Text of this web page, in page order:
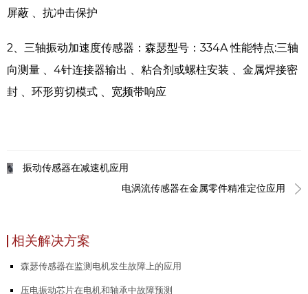
屏蔽 、抗冲击保护
2、 三轴振动加速度传感器：森瑟型号：334A性能特点:三轴
向测量 、4针连接器输出 、粘合剂或螺柱安装 、金属焊接密
封 、环形剪切模式 、宽频带响应
振动传感器在减速机应用
电涡流传感器在金属零件精准定位应用
相关解决方案
森瑟传感器在监测电机发生故障上的应用
压电振动芯片在电机和轴承中故障预测